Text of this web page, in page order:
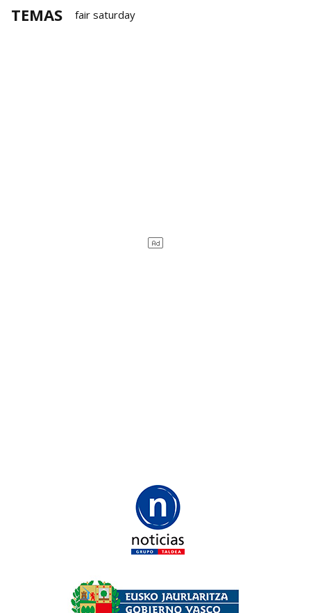
TEMAS fair saturday